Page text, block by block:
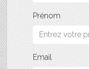
Prénom
Email